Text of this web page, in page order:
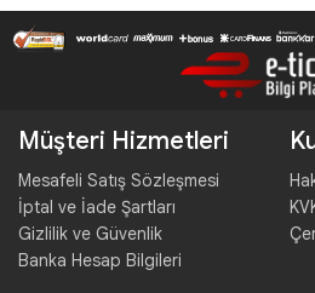
Müşteri Hizmetleri
Mesafeli Satış Sözleşmesi
İptal ve İade Şartları
Gizlilik ve Güvenlik
Banka Hesap Bilgileri